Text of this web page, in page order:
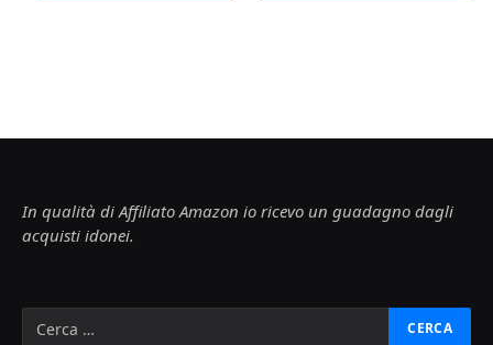
In qualità di Affiliato Amazon io ricevo un guadagno dagli
acquisti idonei.